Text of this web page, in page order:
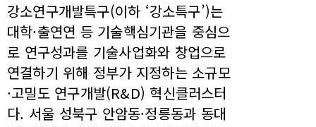
강소연구개발특구(이하 ‘강소특구’)는
대학·출연연 등 기술핵심기관을 중심으
로 연구성과를 기술사업화와 창업으로
연결하기 위해 정부가 지정하는 소규모
·고밀도 연구개발(R&D) 혁신클러스터
다. 서울 성북구 안암동·정릉동과 동대